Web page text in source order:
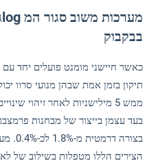
בבקבוק
כאשר חיישני מומנט פועלים יחד עם
תיקון בזמן אמת שבהן מנועי סרוו
ממש 5 מילישניות לאחר זיהוי
בעד עצמן בייצור של מבחנות